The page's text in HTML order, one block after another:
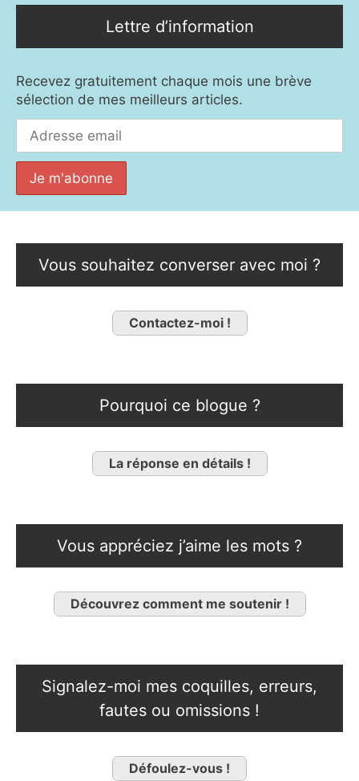
Lettre d’information
Recevez gratuitement chaque mois une brève
sélection de mes meilleurs articles.
Vous souhaitez converser avec moi ?
Contactez-moi !
Pourquoi ce blogue ?
La réponse en détails !
Vous appréciez j’aime les mots ?
Découvrez comment me soutenir !
Signalez-moi mes coquilles, erreurs,
fautes ou omissions !
Défoulez-vous !